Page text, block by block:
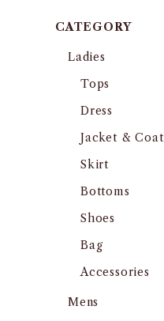
CATEGORY
Ladies
Tops
Dress
Jacket & Coat
Skirt
Bottoms
Shoes
Bag
Accessories
Mens